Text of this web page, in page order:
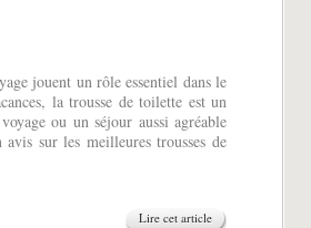
jouent un rôle essentiel dans le
la trousse de toilette est un
ou un séjour aussi agréable
sur les meilleures trousses de
Lire cet article